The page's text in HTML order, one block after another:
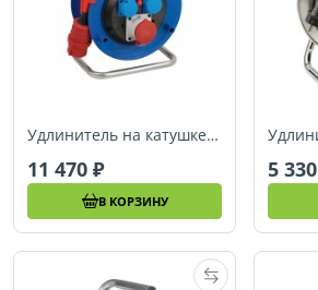
Удлинитель на катушке 25 м Brennenstuhl Garant, силовой (1182770)
11 470
В КОРЗИНУ
5 330